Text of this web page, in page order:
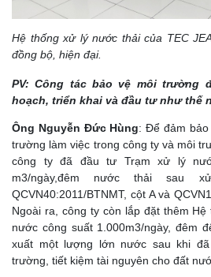
Hệ thống xử lý nước thải của TEC
đồng bộ, hiện đại.
PV: Công tác bảo vệ môi trường
hoạch, triển khai và đầu tư như thế
Ông Nguyễn Đức Hùng: Để đảm
trường làm việc trong công ty và môi
công ty đã đầu tư Trạm xử lý
m3/ngày,đêm nước thải sau
QCVN40:2011/BTNMT, cột A và
Ngoài ra, công ty còn lắp đặt thêm
nước công suất 1.000m3/ngày, đêm
xuất một lượng lớn nước sau khi
trường, tiết kiệm tài nguyên cho đất